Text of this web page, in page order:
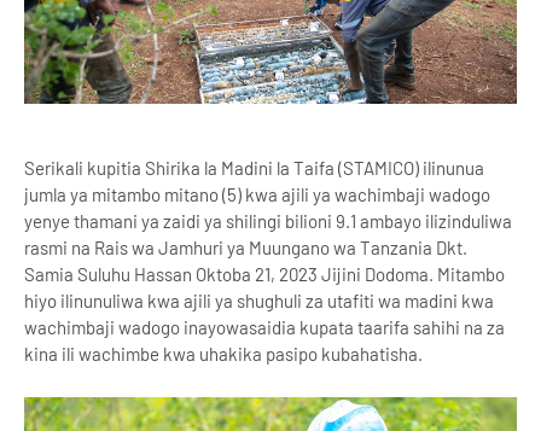
Serikali kupitia Shirika la Madini la Taifa (STAMICO) ilinunua
jumla ya mitambo mitano (5) kwa ajili ya wachimbaji wadogo
yenye thamani ya zaidi ya shilingi bilioni 9.1 ambayo ilizinduliwa
rasmi na Rais wa Jamhuri ya Muungano wa Tanzania Dkt.
Samia Suluhu Hassan Oktoba 21, 2023 Jijini Dodoma. Mitambo
hiyo ilinunuliwa kwa ajili ya shughuli za utafiti wa madini kwa
wachimbaji wadogo inayowasaidia kupata taarifa sahihi na za
kina ili wachimbe kwa uhakika pasipo kubahatisha.